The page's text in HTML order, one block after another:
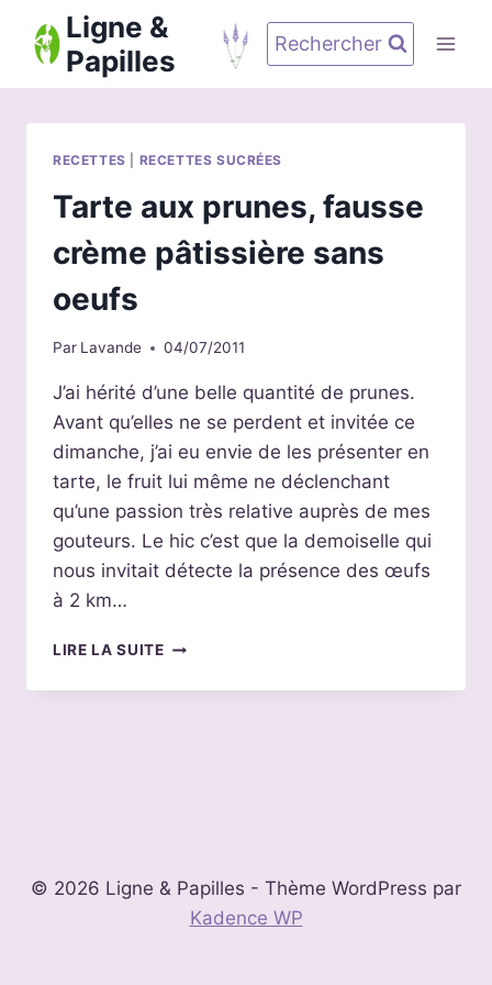
contenu
Ligne &
Papilles
Rechercher
RECETTES RECETTES SUCRÉES
Tarte aux prunes, fausse
crème pâtissière sans
oeufs
Par Lavande 04/07/2011
J’ai hérité d’une belle quantité de prunes.
Avant qu’elles ne se perdent et invitée ce
dimanche, j’ai eu envie de les présenter en
tarte, le fruit lui même ne déclenchant
qu’une passion très relative auprès de mes
gouteurs. Le hic c’est que la demoiselle qui
nous invitait détecte la présence des œufs
à 2 km…
LIRE LA SUITETARTE
PRUNES,
© 2026 Ligne & Papilles - Thème WordPress par
Kadence WP